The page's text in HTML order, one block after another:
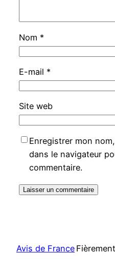
Nom *
E-mail *
Site web
Enregistrer mon
dans le navigateur
commentaire.
Avis de France